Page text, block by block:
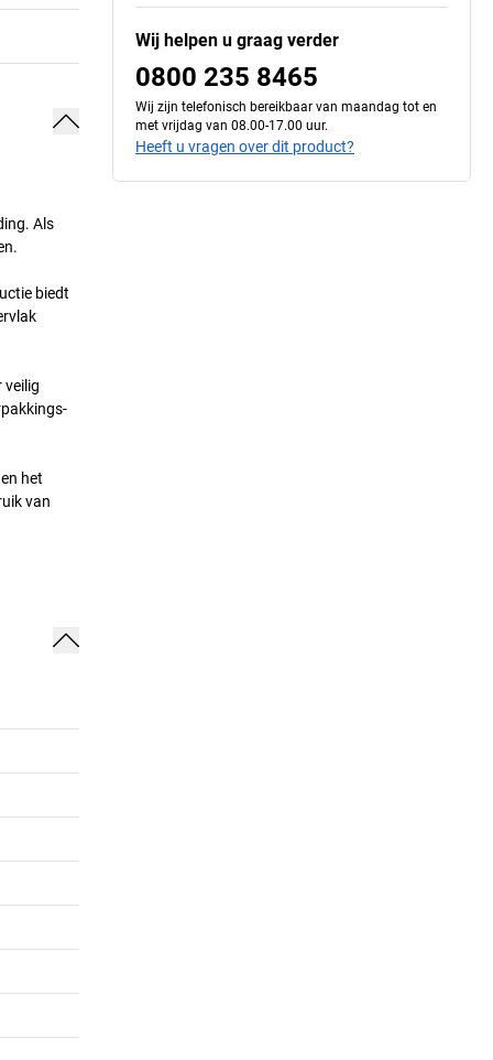
Als
biedt
veilig
het
van
Wij helpen u graag verder
0800 235 8465
Wij zijn telefonisch bereikbaar van maandag tot en
met vrijdag van 08.00-17.00 uur.
Heeft u vragen over dit product?